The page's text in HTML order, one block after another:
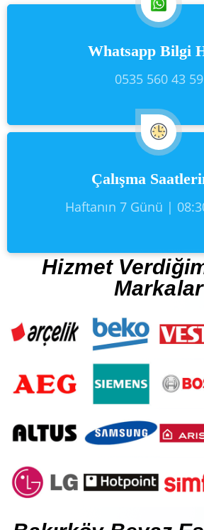
Whatsapp Bilgi
0535 560 43 59
Çalışma
Haftanın 7 Günü |
Hizmet
Markalar